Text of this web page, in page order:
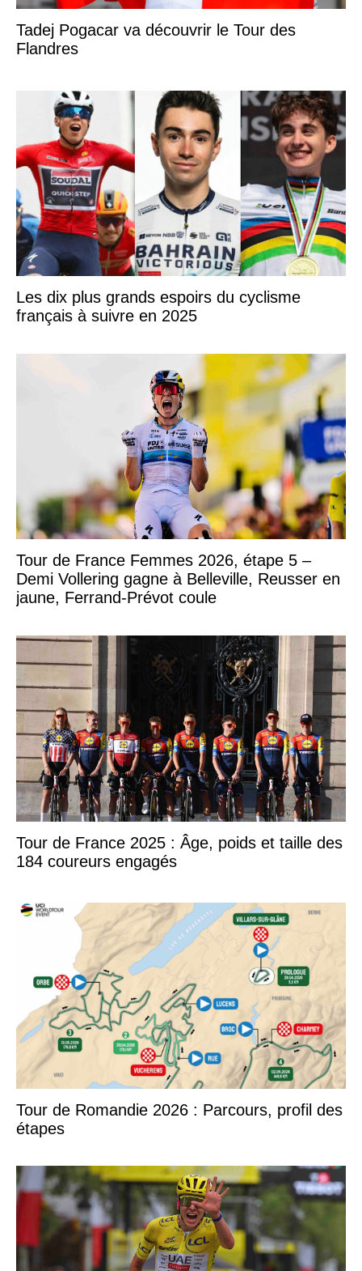
Tadej Pogacar va découvrir le Tour des
Flandres
Les dix plus grands espoirs du cyclisme
français à suivre en 2025
Tour de France Femmes 2026, étape 5 –
Demi Vollering gagne à Belleville, Reusser en
jaune, Ferrand-Prévot coule
Tour de France 2025 : Âge, poids et taille des
184 coureurs engagés
Tour de Romandie 2026 : Parcours, profil des
étapes